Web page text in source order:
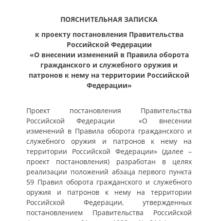
ПОЯСНИТЕЛЬНАЯ ЗАПИСКА
к проекту постановления Правительства
Российской Федерации
‎«О внесении изменений в Правила оборота
гражданского и служебного оружия и
патронов к нему на территории Российской
Федерации»
Проект постановления Правительства
Российской Федерации «О внесении
изменений в Правила оборота гражданского и
служебного оружия и патронов к нему на
территории Российской Федерации» ‎(далее –
проект постановления) разработан в целях
реализации положений абзаца первого пункта
59 Правил оборота гражданского и служебного
оружия и патронов к нему на территории
Российской Федерации, утвержденных
постановлением Правительства Российской